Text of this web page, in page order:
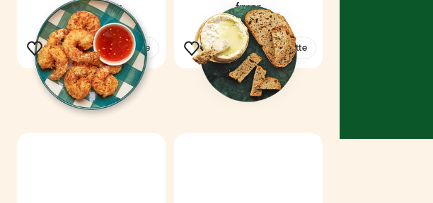
au air-fryer
Voir la recette
fryer
Voir la recette